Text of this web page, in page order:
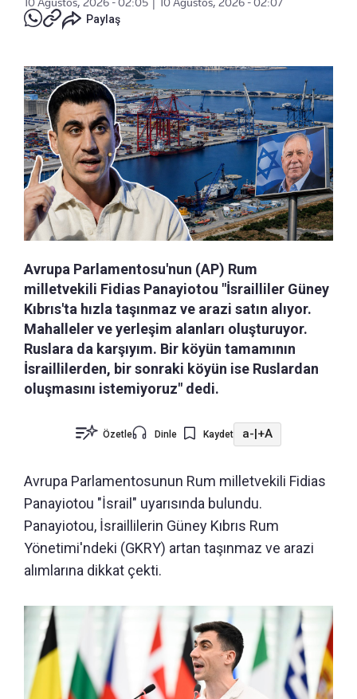
10 Ağustos, 2026 - 02:05
10 Ağustos, 2026 - 02:07
Paylaş
Avrupa Parlamentosu'nun (AP) Rum
milletvekili Fidias Panayiotou "İsrailliler Güney
Kıbrıs'ta hızla taşınmaz ve arazi satın alıyor.
Mahalleler ve yerleşim alanları oluşturuyor.
Ruslara da karşıyım. Bir köyün tamamının
İsraillilerden, bir sonraki köyün ise Ruslardan
oluşmasını istemiyoruz" dedi.
Özetle Dinle Kaydet a-|+A
Avrupa Parlamentosunun Rum milletvekili Fidias
Panayiotou "İsrail" uyarısında bulundu.
Panayiotou, İsraillilerin Güney Kıbrıs Rum
Yönetimi'ndeki (GKRY) artan taşınmaz ve arazi
alımlarına dikkat çekti.